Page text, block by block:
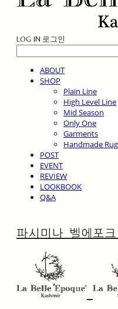
LOG IN 로그인
ABOUT
SHOP
Plain Line
High Level Line
Mid Season
Only One
Garments
Handmade Rug
POST
EVENT
REVIEW
LOOKBOOK
Q&A
파시미나 벨에포